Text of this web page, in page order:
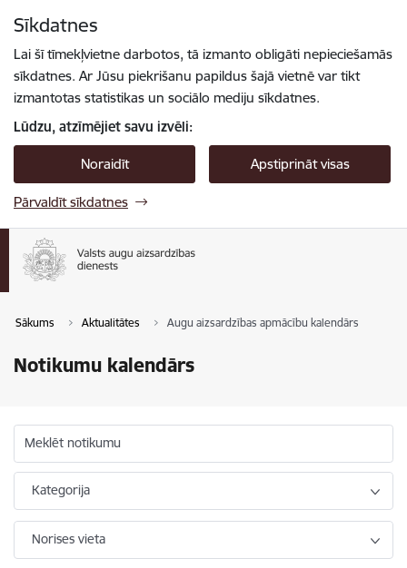
Sīkdatnes
Lai šī tīmekļvietne darbotos, tā izmanto obligāti nepieciešamās
sīkdatnes. Ar Jūsu piekrišanu papildus šajā vietnē var tikt
izmantotas statistikas un sociālo mediju sīkdatnes.
Lūdzu, atzīmējiet savu izvēli:
Noraidīt Apstiprināt visas
Pārvaldīt sīkdatnes
Sākums Aktualitātes Augu aizsardzības apmācību kalendārs
Notikumu kalendārs
Meklēt notikumu
Kategorija
Norises vieta